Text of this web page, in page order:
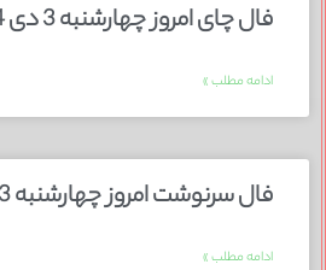
فال چای امروز چهارشنبه 3 دی 1404
ادامه مطلب »
فال سرنوشت امروز چهارشنبه 3 دی 1404
ادامه مطلب »